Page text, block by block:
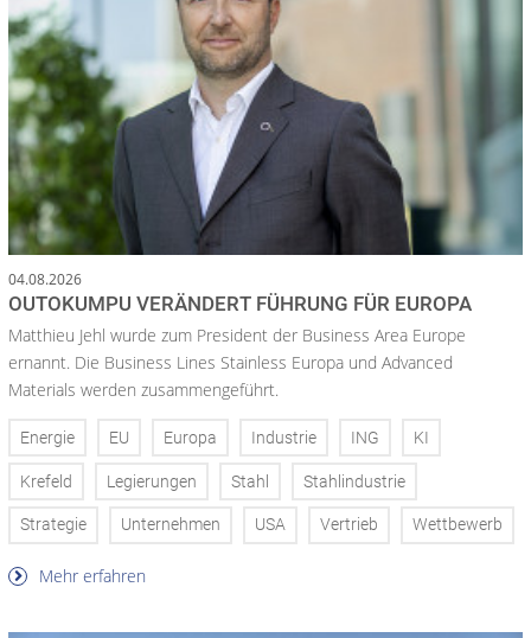
04.08.2026
OUTOKUMPU VERÄNDERT FÜHRUNG FÜR EUROPA
Matthieu Jehl wurde zum President der Business Area Europe
ernannt. Die Business Lines Stainless Europa und Advanced
Materials werden zusammengeführt.
Energie EU Europa Industrie ING KI
Krefeld Legierungen Stahl Stahlindustrie
Strategie Unternehmen USA Vertrieb Wettbewerb
Mehr erfahren